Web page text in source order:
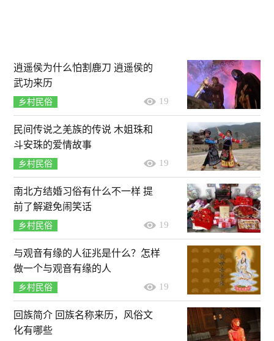
逍遥侯为什么怕割鹿刀 逍遥侯的
武功来历
乡村民俗 19
民间传说之羌族的传说 木姐珠和
斗安珠的爱情故事
乡村民俗 19
南北方结婚习俗有什么不一样 提
前了解避免闹笑话
乡村民俗 19
与观音有缘的人征兆是什么？怎样
做一个与观音有缘的人
乡村民俗 19
回族简介 回族名称来历，风俗文
化有哪些